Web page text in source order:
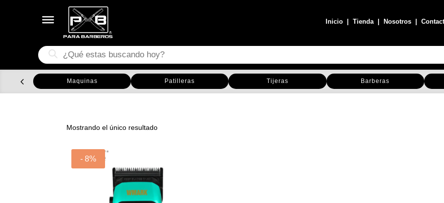
Inicio |Tienda| Nosotros |
Búsqueda
de
productos
Maquinas Patilleras Tijeras Barberas
Mostrando el único resultado
- 8%